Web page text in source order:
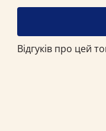
Відгуків про цей